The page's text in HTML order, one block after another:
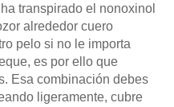
transpirado el nonoxinol
alrededor cuero
pelo si no le importa
es por ello que
Esa combinación debes
ligeramente, cubre